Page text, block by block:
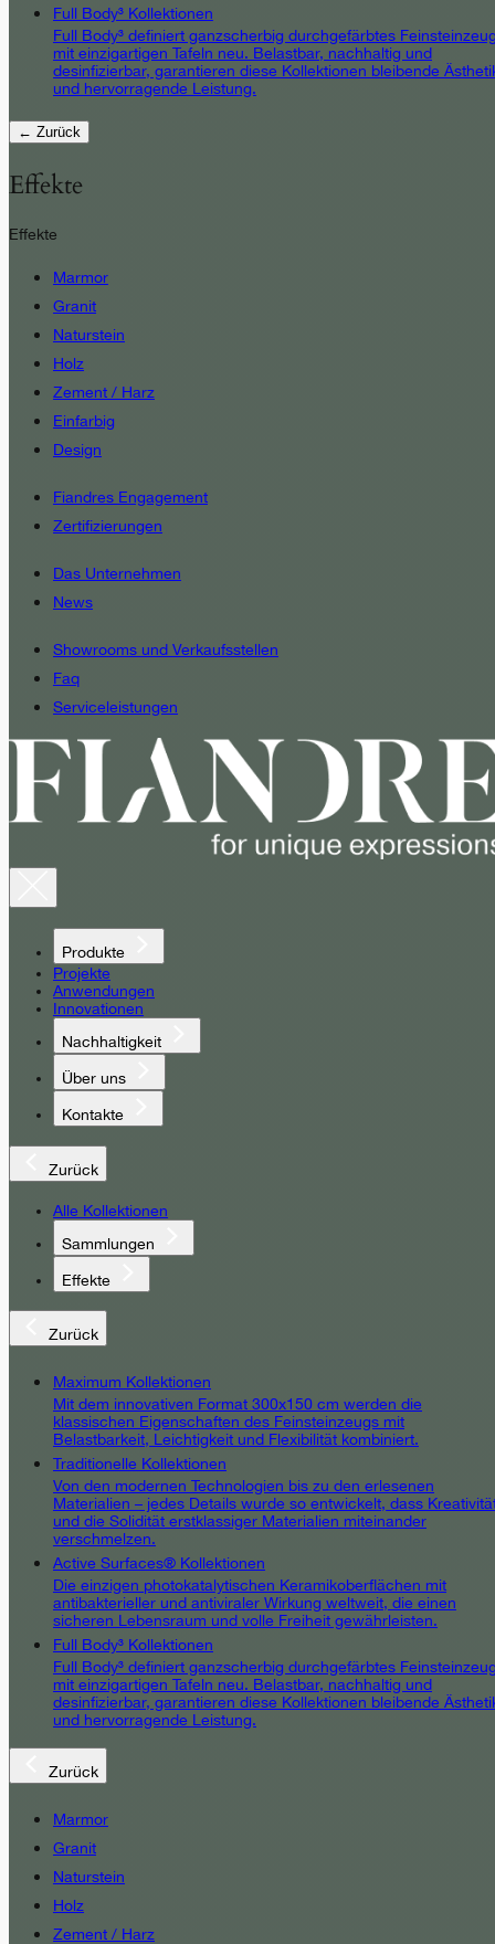
Full Body³ Kollektionen
Full Body³ definiert ganzscherbig durchgefärbtes
mit einzigartigen Tafeln neu. Belastbar, nachhaltig und
desinfizierbar, garantieren diese Kollektionen bleibende
und hervorragende Leistung.
← Zurück
Effekte
Effekte
Marmor
Granit
Naturstein
Holz
Zement / Harz
Einfarbig
Design
Fiandres Engagement
Zertifizierungen
Das Unternehmen
News
Showrooms und Verkaufsstellen
Faq
Serviceleistungen
Produkte
Projekte
Anwendungen
Innovationen
Nachhaltigkeit
Über uns
Kontakte
Zurück
Alle Kollektionen
Sammlungen
Effekte
Zurück
Maximum Kollektionen
Mit dem innovativen Format 300x150 cm werden die
klassischen Eigenschaften des Feinsteinzeugs mit
Belastbarkeit, Leichtigkeit und Flexibilität kombiniert.
Traditionelle Kollektionen
Von den modernen Technologien bis zu den erlesenen
Materialien – jedes Details wurde so entwickelt, dass
und die Solidität erstklassiger Materialien miteinander
verschmelzen.
Active Surfaces® Kollektionen
Die einzigen photokatalytischen Keramikoberflächen mit
antibakterieller und antiviraler Wirkung weltweit, die einen
sicheren Lebensraum und volle Freiheit gewährleisten.
Full Body³ Kollektionen
Full Body³ definiert ganzscherbig durchgefärbtes
mit einzigartigen Tafeln neu. Belastbar, nachhaltig und
desinfizierbar, garantieren diese Kollektionen bleibende
und hervorragende Leistung.
Zurück
Marmor
Granit
Naturstein
Holz
Zement / Harz